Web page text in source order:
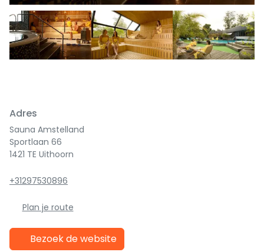
Adres
Sauna Amstelland
Sportlaan 66
1421 TE Uithoorn
+31297530896
Plan je route
Bezoek de website